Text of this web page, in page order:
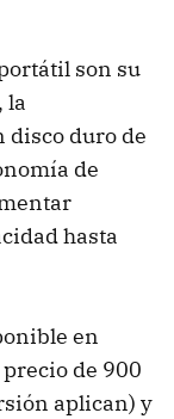
son su
la
disco duro de
de
hasta
en
de 900
aplican) y